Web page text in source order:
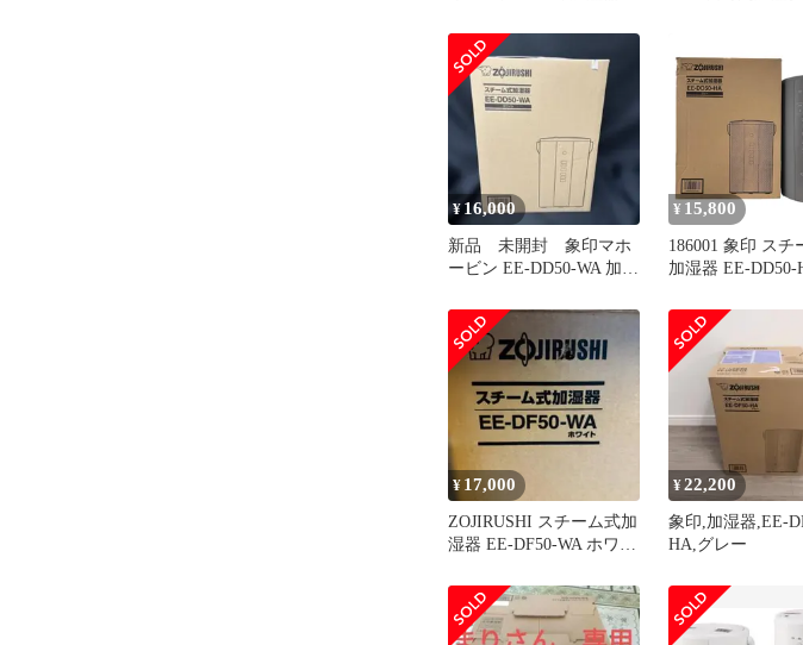
グレー EE-DD
¥ 16,000
新品 未開封 象印マホ
ービン EE-DD50-WA 加湿
¥ 15,800
186001 象印 スチーム式
加湿器 EE-DD50-HA
¥ 17,000
ZOJIRUSHI スチーム式加
湿器 EE-DF50-WA ホワイ
¥22,200
象印,加湿器,EE-
HA,グレー